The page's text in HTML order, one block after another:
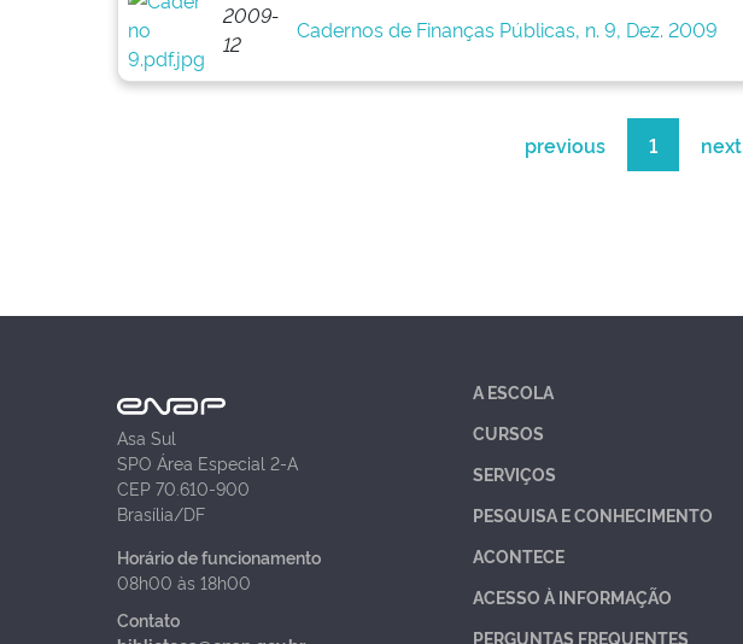
2009-
12
Cadernos de Finanças Públicas, n. 9, Dez. 2009
previous 1 next
Asa Sul
SPO Área Especial 2-A
CEP 70.610-900
Brasília/DF
Horário de funcionamento
08h00 às 18h00
Contato
A ESCOLA
CURSOS
SERVIÇOS
PESQUISA E CONHECIMENTO
ACONTECE
ACESSO À INFORMAÇÃO
PERGUNTAS FREQUENTES